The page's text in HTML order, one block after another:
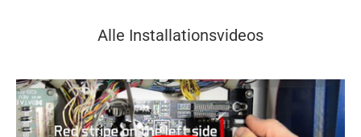
Alle Installationsvideos